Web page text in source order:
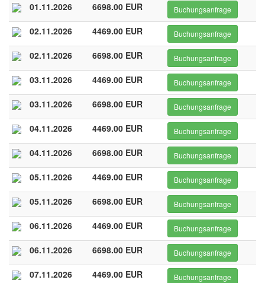
01.11.2026 6698.00 EUR Buchungsanfrage
02.11.2026 4469.00 EUR Buchungsanfrage
02.11.2026 6698.00 EUR Buchungsanfrage
03.11.2026 4469.00 EUR Buchungsanfrage
03.11.2026 6698.00 EUR Buchungsanfrage
04.11.2026 4469.00 EUR Buchungsanfrage
04.11.2026 6698.00 EUR Buchungsanfrage
05.11.2026 4469.00 EUR Buchungsanfrage
05.11.2026 6698.00 EUR Buchungsanfrage
06.11.2026 4469.00 EUR Buchungsanfrage
06.11.2026 6698.00 EUR Buchungsanfrage
07.11.2026 4469.00 EUR Buchungsanfrage